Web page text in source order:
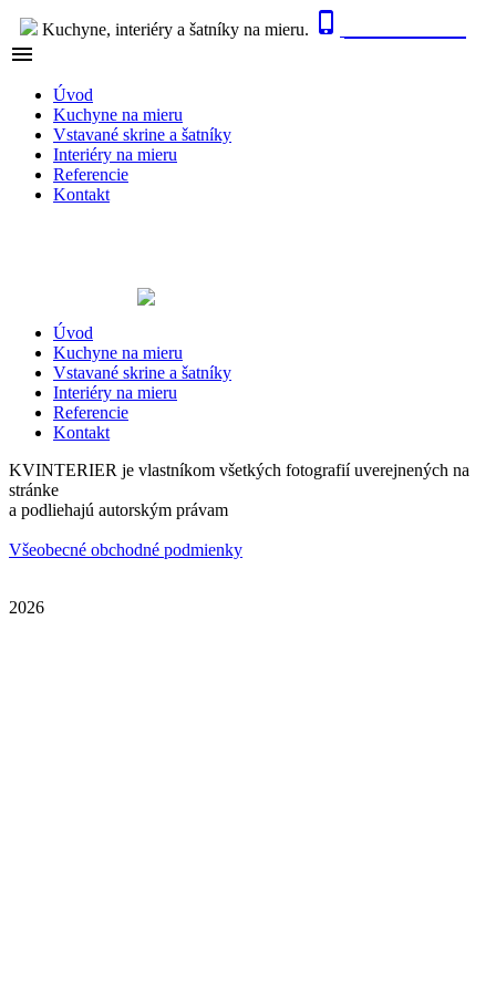
Kuchyne, interiéry a šatníky na mieru. 

Úvod
Kuchyne na mieru
Vstavané skrine a šatníky
Interiéry na mieru
Referencie
Kontakt
Úvod
Kuchyne na mieru
Vstavané skrine a šatníky
Interiéry na mieru
Referencie
Kontakt
KVINTERIER je vlastníkom všetkých fotografií uverejnených na
stránke
a podliehajú autorským právam
Všeobecné obchodné podmienky
2026